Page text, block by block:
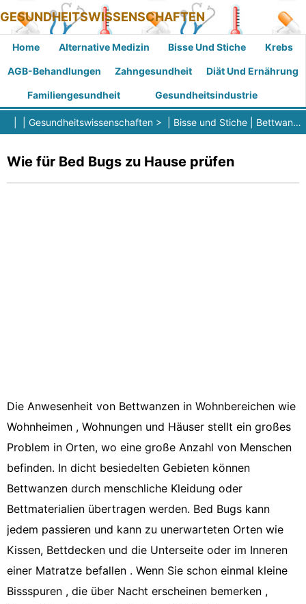
GESUNDHEITSWISSENSCHAFTEN
Home Alternative Medizin Bisse Und Stiche Krebs
AGB-Behandlungen Zahngesundheit Diät Und Ernährung
Familiengesundheit Gesundheitsindustrie
Gesundheitswissenschaften > | Bisse und Stiche Bettwanzenbisse
Wie für Bed Bugs zu Hause prüfen
Die Anwesenheit von Bettwanzen in Wohnbereichen wie
Wohnheimen , Wohnungen und Häuser stellt ein großes
Problem in Orten, wo eine große Anzahl von Menschen
befinden. In dicht besiedelten Gebieten können
Bettwanzen durch menschliche Kleidung oder
Bettmaterialien übertragen werden. Bed Bugs kann
jedem passieren und kann zu unerwarteten Orten wie
Kissen, Bettdecken und die Unterseite oder im Inneren
einer Matratze befallen . Wenn Sie schon einmal kleine
Bissspuren , die über Nacht erscheinen bemerken ,